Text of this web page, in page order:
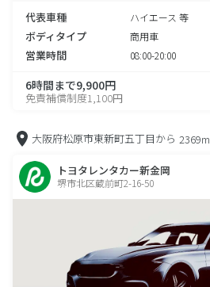
代表車種 ハイエース 等
ボディタイプ 商用車
営業時間 08:00-20:00
6時間まで9,900円
免責補償制度1,100円
大阪府松原市東新町五丁目から 2369m
トヨタレンタカー新金岡
堺市北区蔵前町2-16-50